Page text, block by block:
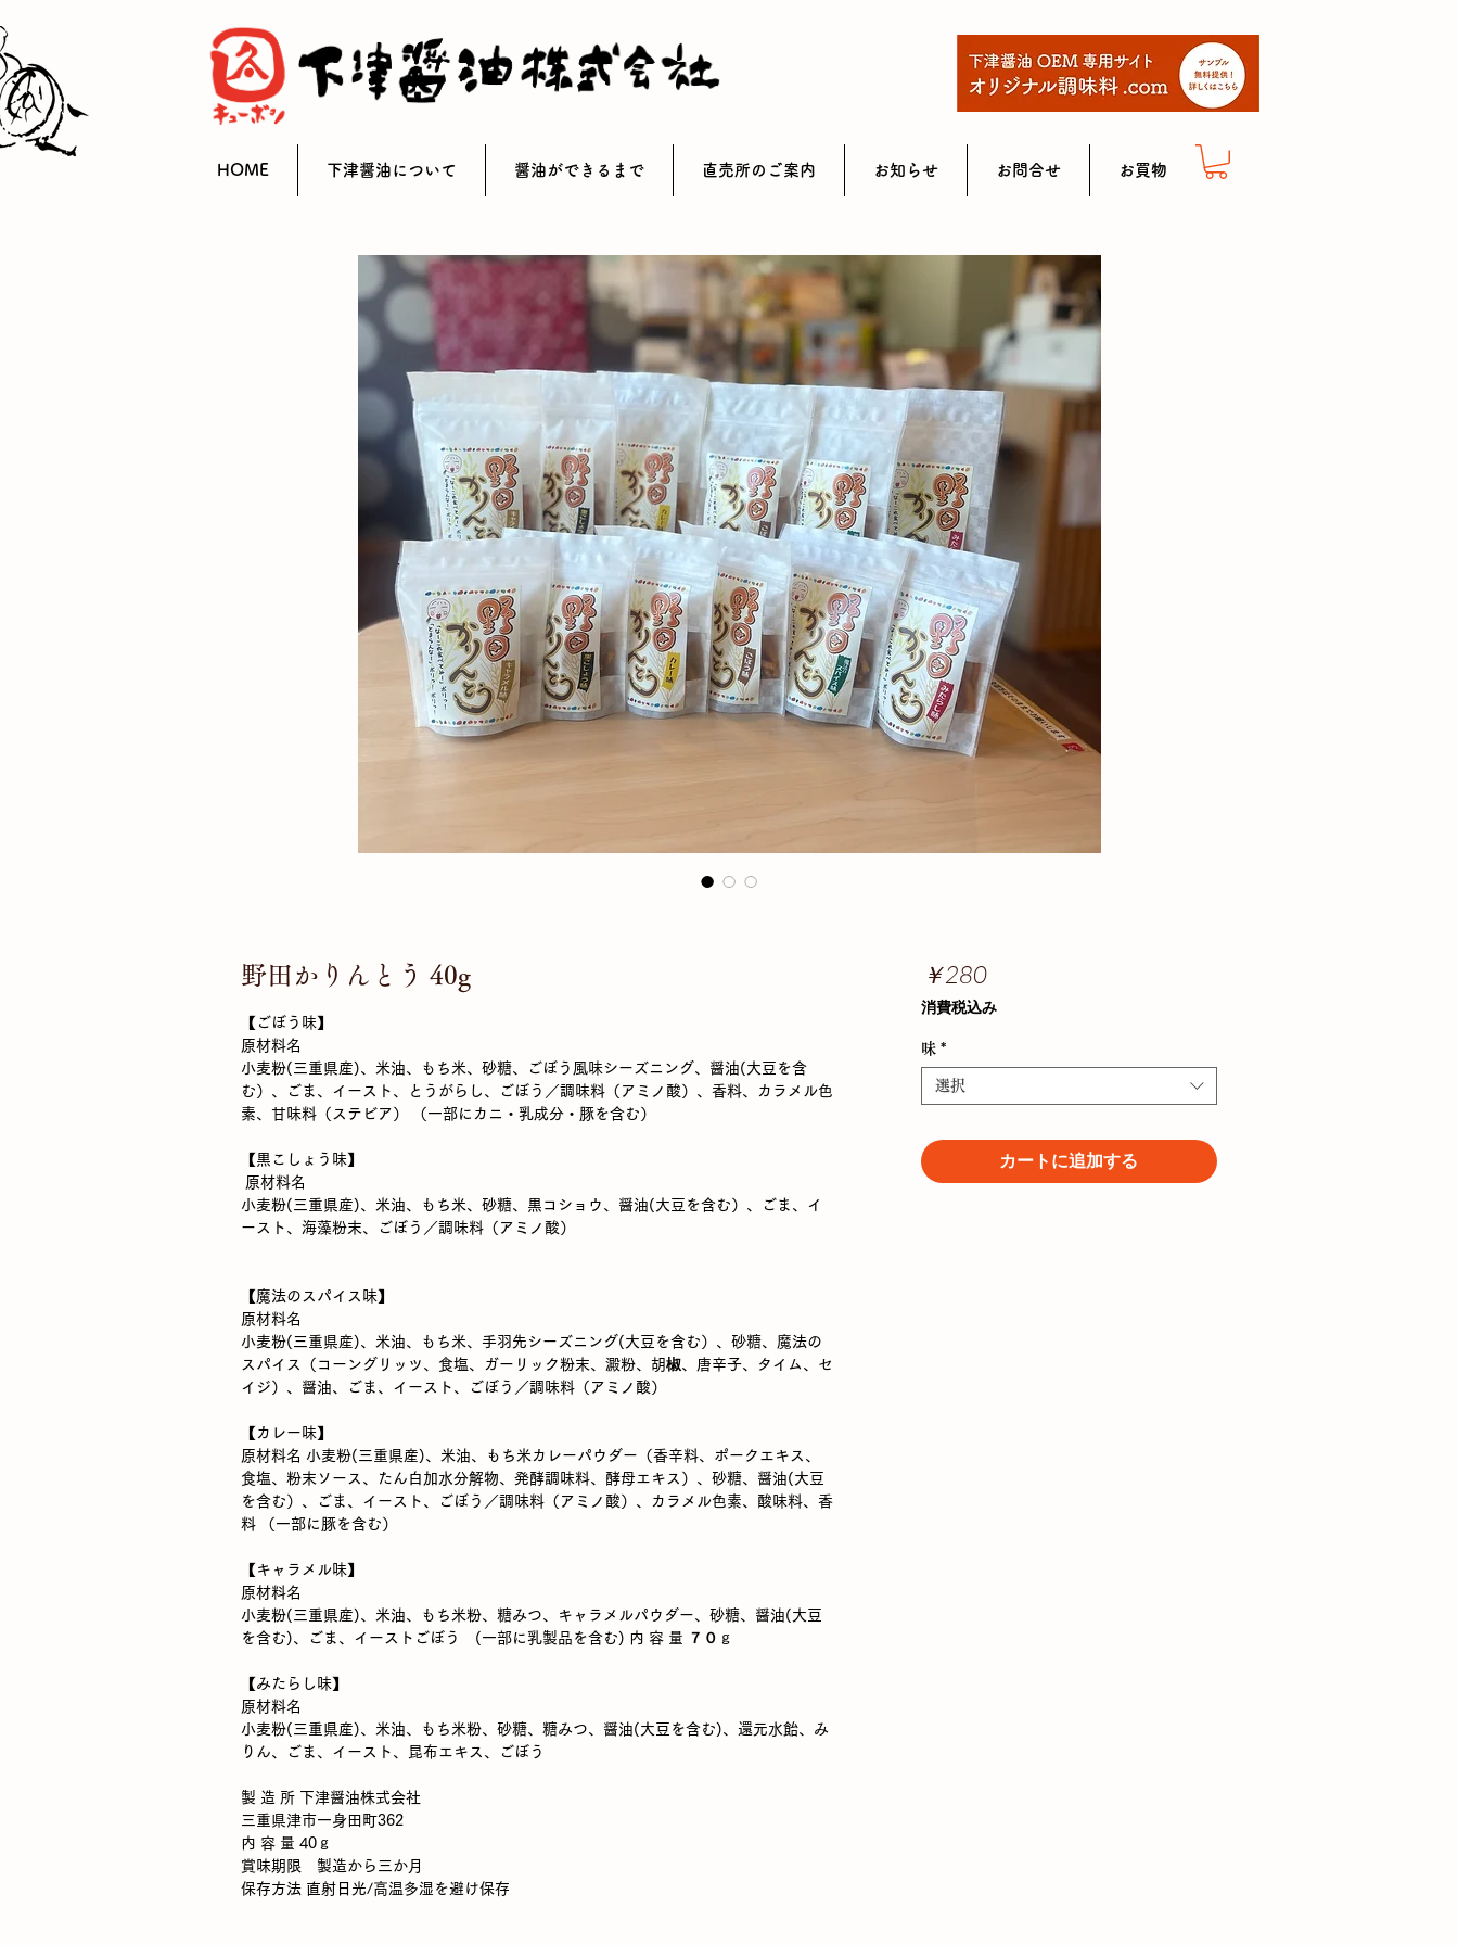
HOME 下津醤油について 醤油ができるまで 直売所のご案内 お知らせ お問合せ お買物
野田かりんとう 40g
【ごぼう味】
原材料名
小麦粉(三重県産)、米油、もち米、砂糖、ごぼう風味シーズニング、醤油(大豆を含
む）、ごま、イースト、とうがらし、ごぼう／調味料（アミノ酸）、香料、カラメル色
素、甘味料（ステビア） （一部にカニ・乳成分・豚を含む）
【黒こしょう味】
原材料名
小麦粉(三重県産)、米油、もち米、砂糖、黒コショウ、醤油(大豆を含む）、ごま、イ
ースト、海藻粉末、ごぼう／調味料（アミノ酸）
【魔法のスパイス味】
原材料名
小麦粉(三重県産)、米油、もち米、手羽先シーズニング(大豆を含む）、砂糖、魔法の
スパイス（コーングリッツ、食塩、ガーリック粉末、澱粉、胡椒、唐辛子、タイム、セ
イジ）、醤油、ごま、イースト、ごぼう／調味料（アミノ酸）
【カレー味】
原材料名 小麦粉(三重県産)、米油、もち米カレーパウダー（香辛料、ポークエキス、
食塩、粉末ソース、たん白加水分解物、発酵調味料、酵母エキス）、砂糖、醤油(大豆
を含む）、ごま、イースト、ごぼう／調味料（アミノ酸）、カラメル色素、酸味料、香
料 （一部に豚を含む）
【キャラメル味】
原材料名
小麦粉(三重県産)、米油、もち米粉、糖みつ、キャラメルパウダー、砂糖、醤油(大豆
を含む)、ごま、イーストごぼう (一部に乳製品を含む) 内 容 量 ７０ｇ
【みたらし味】
原材料名
小麦粉(三重県産)、米油、もち米粉、砂糖、糖みつ、醤油(大豆を含む)、還元水飴、み
りん、ごま、イースト、昆布エキス、ごぼう
製 造 所 下津醤油株式会社
三重県津市一身田町362
内 容 量 40ｇ
賞味期限 製造から三か月
保存方法 直射日光/高温多湿を避け保存
￥280価
格
消費税込み
味 *
選択
カートに追加する